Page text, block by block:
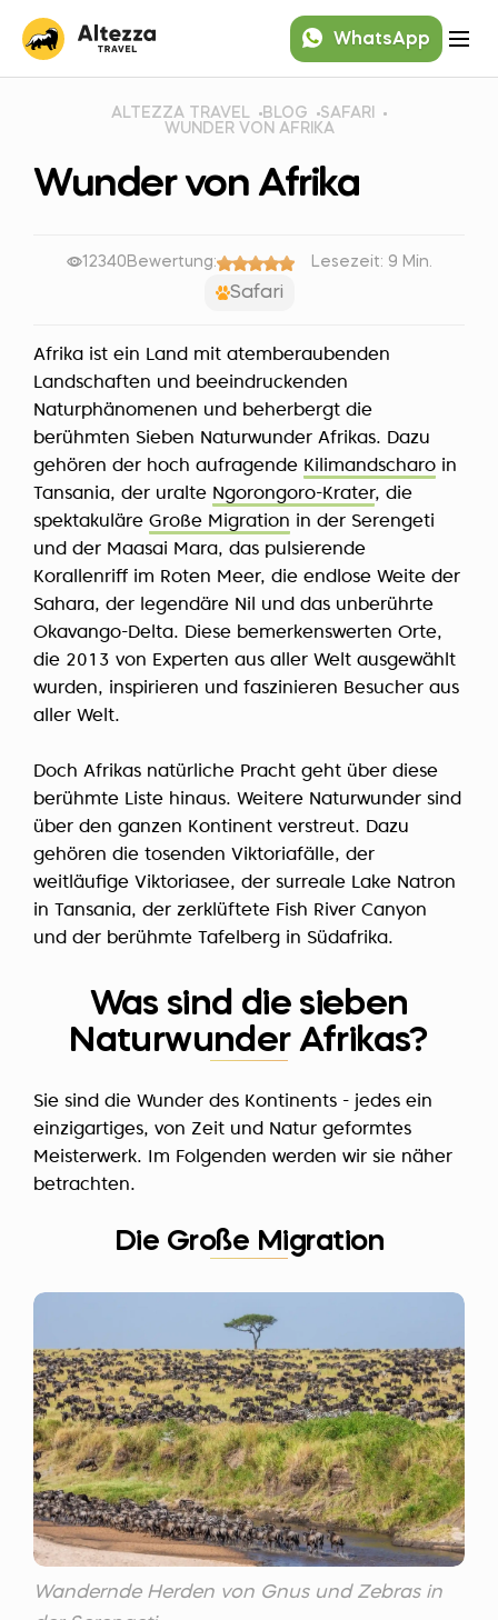
WhatsApp
ALTEZZA TRAVEL BLOG
SAFARI
WUNDER VON AFRIKA
Wunder von Afrika
12340 Bewertung: Lesezeit: 9 Min.
Safari
Afrika ist ein Land mit atemberaubenden
Landschaften und beeindruckenden
Naturphänomenen und beherbergt die
berühmten Sieben Naturwunder Afrikas. Dazu
gehören der hoch aufragende Kilimandscharo in
Tansania, der uralte Ngorongoro-Krater, die
spektakuläre Große Migration in der Serengeti
und der Maasai Mara, das pulsierende
Korallenriff im Roten Meer, die endlose Weite der
Sahara, der legendäre Nil und das unberührte
Okavango-Delta. Diese bemerkenswerten Orte,
die 2013 von Experten aus aller Welt ausgewählt
wurden, inspirieren und faszinieren Besucher aus
aller Welt.
Doch Afrikas natürliche Pracht geht über diese
berühmte Liste hinaus. Weitere Naturwunder sind
über den ganzen Kontinent verstreut. Dazu
gehören die tosenden Viktoriafälle, der
weitläufige Viktoriasee, der surreale Lake Natron
in Tansania, der zerklüftete Fish River Canyon
und der berühmte Tafelberg in Südafrika.
Was sind die sieben
Naturwunder Afrikas?
Sie sind die Wunder des Kontinents - jedes ein
einzigartiges, von Zeit und Natur geformtes
Meisterwerk. Im Folgenden werden wir sie näher
betrachten.
Die Große Migration
Wandernde Herden von Gnus und Zebras in